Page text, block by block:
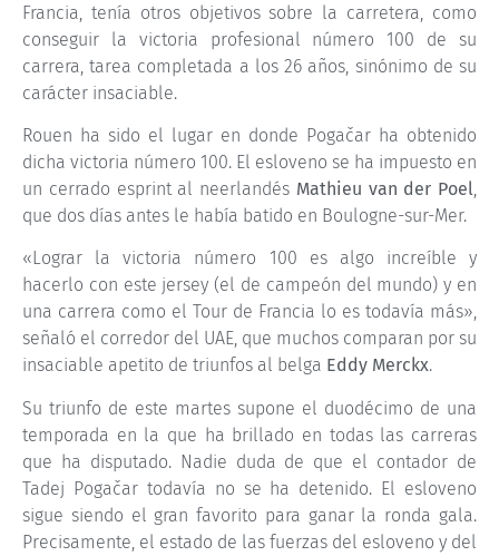
Francia, tenía otros objetivos sobre la carretera, como
conseguir la victoria profesional número 100 de su
carrera, tarea completada a los 26 años, sinónimo de su
carácter insaciable.
Rouen ha sido el lugar en donde Pogačar ha obtenido
dicha victoria número 100. El esloveno se ha impuesto en
un cerrado esprint al neerlandés Mathieu van der Poel,
que dos días antes le había batido en Boulogne-sur-Mer.
«Lograr la victoria número 100 es algo increíble y
hacerlo con este jersey (el de campeón del mundo) y en
una carrera como el Tour de Francia lo es todavía más»,
señaló el corredor del UAE, que muchos comparan por su
insaciable apetito de triunfos al belga Eddy Merckx.
Su triunfo de este martes supone el duodécimo de una
temporada en la que ha brillado en todas las carreras
que ha disputado. Nadie duda de que el contador de
Tadej Pogačar todavía no se ha detenido. El esloveno
sigue siendo el gran favorito para ganar la ronda gala.
Precisamente, el estado de las fuerzas del esloveno y del